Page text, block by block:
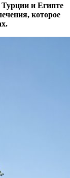
и Египте
которое